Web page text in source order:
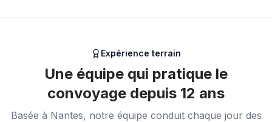
Expérience terrain
Une équipe qui pratique le
convoyage depuis 12 ans
Basée à Nantes, notre équipe conduit chaque jour des